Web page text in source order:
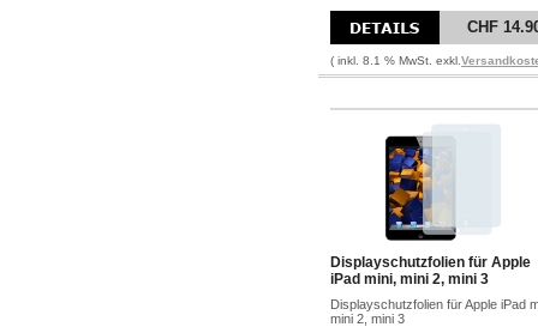
CHF
( inkl. 8.1 % MwSt. exkl.
Displayschutzfolien für Apple
iPad mini, mini 2, mini 3
Displayschutzfolien für Apple iPad
mini 2, mini 3